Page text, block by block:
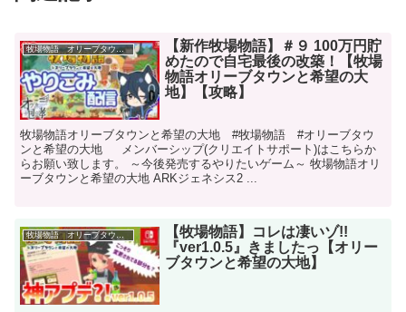
牧場物語 オリーブタウンと希望の大地
【新作牧場物語】＃９ 100万円貯
めたので自宅最後の改築！【牧場
物語オリーブタウンと希望の大
地】【攻略】
牧場物語オリーブタウンと希望の大地 #牧場物語 #オリーブタウ
ンと希望の大地 メンバーシップ(クリエイトサポート)はこちらか
らお願い致します。 ～今後発売するやりたいゲーム～ 牧場物語オリ
ーブタウンと希望の大地 ARKジェネシス2 ...
【牧場物語】コレは凄いゾ!!
『ver1.0.5』きましたっ【オリー
ブタウンと希望の大地】